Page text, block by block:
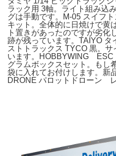
ラック用 3軸。ライト組み込
グは手動です。M-05 スイフ
キット。全体的に日焼けで黄
ト置きがあったのですが劣化
跡が残っています。TAIYO
ストトラックス TYCO 黒。
います。HOBBYWING
グラムボックスセット。もし
袋に入れてお付けします。
DRONE パロットドローン レ